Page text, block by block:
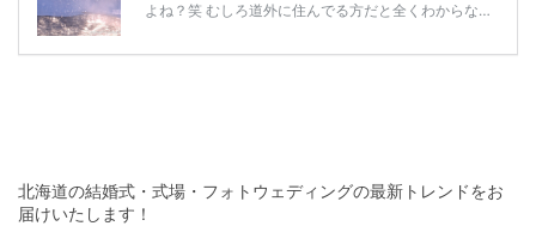
よね？笑 むしろ道外に住んでる方だと全くわからない
道央の「札幌」に行くのではないかと思います☆*:.｡.
はオススメしたい魅力がたーーっっくさん […]
続きを
読む
北海道の結婚式・式場・フォトウェディングの最新トレンドをお
届けいたします！